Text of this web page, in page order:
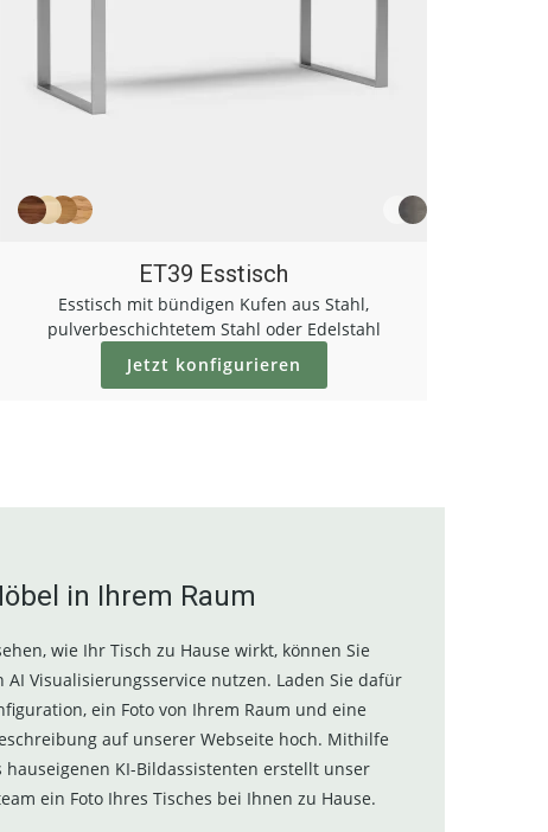
in Ihrem Raum
wie Ihr Tisch zu Hause wirkt, können Sie
AI Visualisierungsservice nutzen. Laden Sie dafür
ein Foto von Ihrem Raum und eine
auf unserer Webseite hoch. Mithilfe
hauseigenen KI-Bildassistenten erstellt unser
ein Foto Ihres Tisches bei Ihnen zu Hause.
ET39 Esstisch
Esstisch mit bündigen Kufen aus Stahl,
pulverbeschichtetem Stahl oder Edelstahl
Jetzt konfigurieren